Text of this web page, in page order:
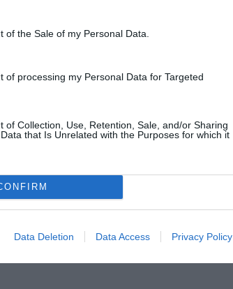
of the Sale of my Personal Data.
of processing my Personal Data for Targeted
of Collection, Use, Retention, Sale, and/or Sharing
that Is Unrelated with the Purposes for which it
Data Deletion Data Access Privacy Policy